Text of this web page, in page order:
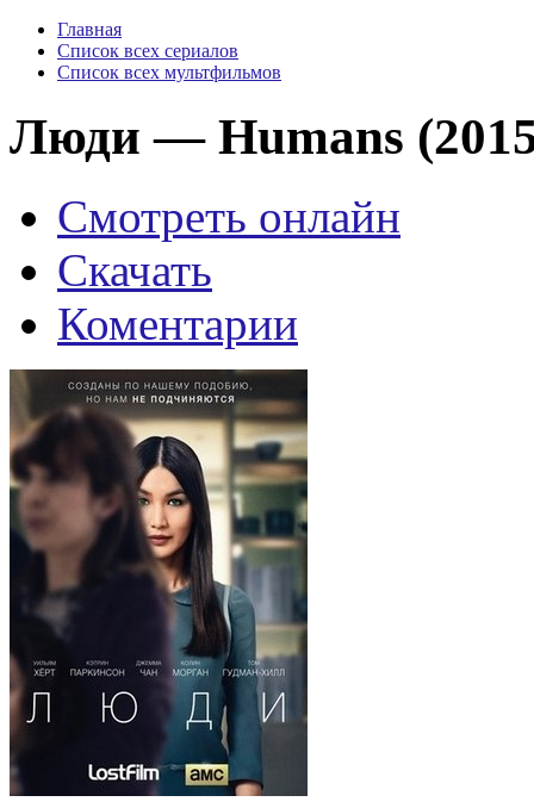
Главная
Список всех сериалов
Список всех мультфильмов
Люди — Humans
Смотреть онлайн
Скачать
Коментарии